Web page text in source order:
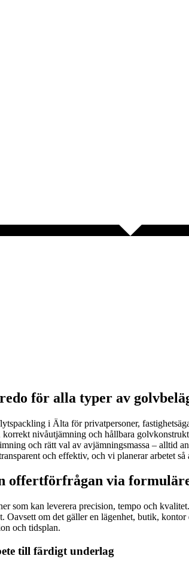
för alla typer av
i Älta för privatpersoner,
nivåutjämning och hållbara
och rätt val av avjämningsmassa – alltid
och effektiv, och vi planerar arbetet
offertförfrågan via
som kan leverera precision, tempo och
om det gäller en lägenhet, butik,
och tidsplan.
till färdigt underlag